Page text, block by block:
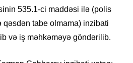
535.1-ci maddəsi ilə (polis
tabe olmama) inzibati
və iş məhkəməyə göndərilib.